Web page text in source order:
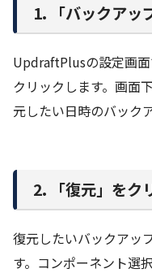
1. 「バックアッ
UpdraftPlusの設定画
クリックします。画面
元したい日時のバック
2. 「復元」をク
復元したいバックアッ
す。コンポーネント選